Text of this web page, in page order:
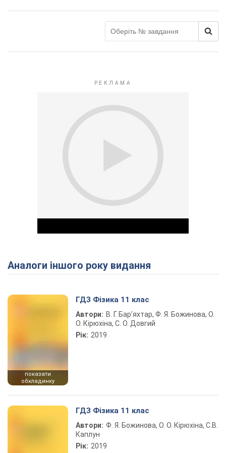
Play Video
Аналоги іншого року видання
показати
обкладинку
ГДЗ Фізика 11 клас
Автори: В. Г. Бар’яхтар, Ф. Я. Божинова, О.
О. Кірюхіна, С. О. Довгий
Рік: 2019
ГДЗ Фізика 11 клас
Автори: Ф. Я. Божинова, О. О. Кірюхіна, С.В.
Каплун
Рік: 2019